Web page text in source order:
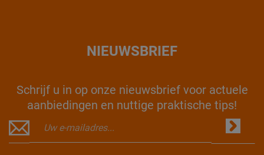
NIEUWSBRIEF
Schrijf u in op onze nieuwsbrief voor actuele
aanbiedingen en nuttige praktische tips!